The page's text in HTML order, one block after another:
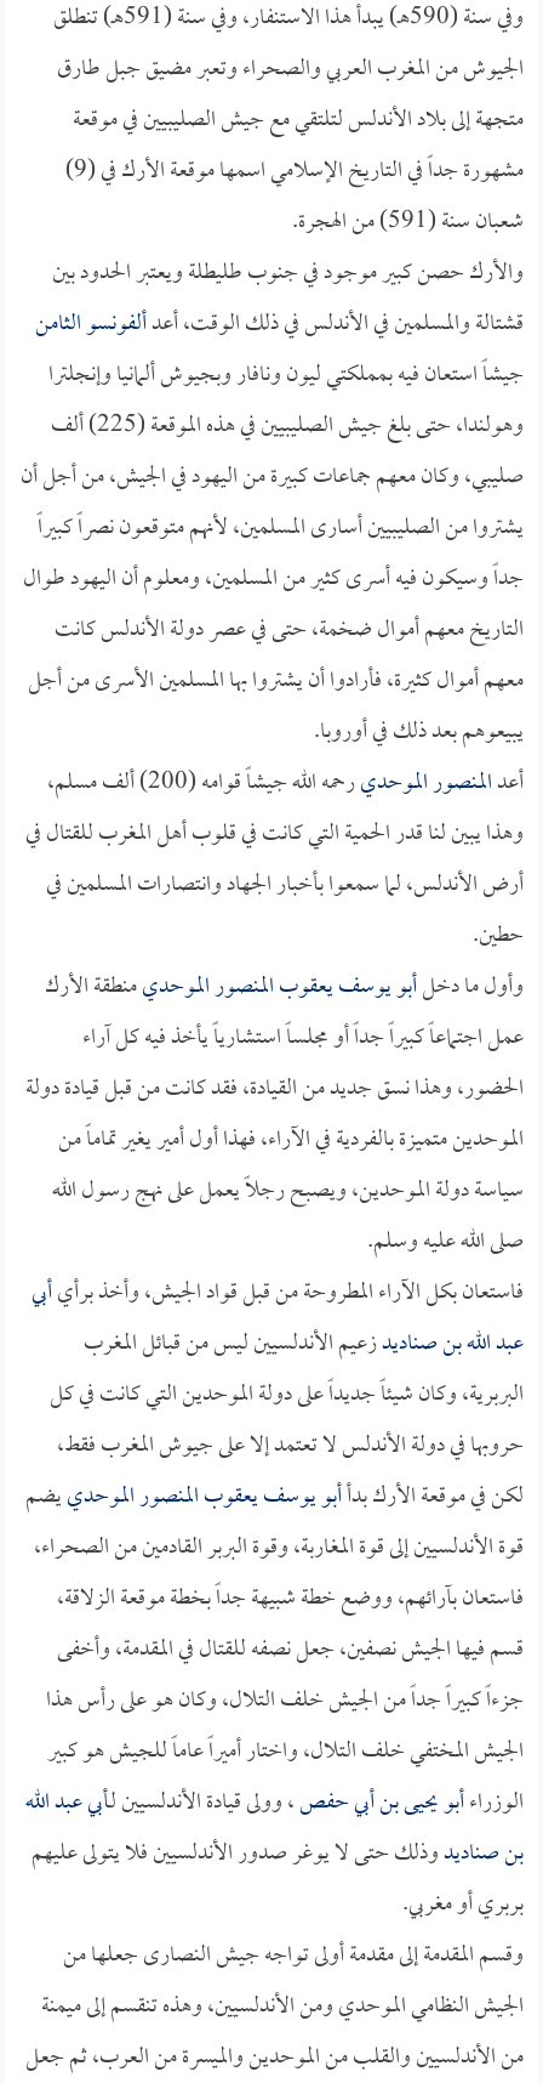
وفي سنة (590هـ) يبدأ هذا الاستنفار، وفي سنة (591هـ) تنطلق
الجيوش من المغرب العربي والصحراء وتعبر مضيق جبل طارق
متجهة إلى بلاد الأندلس لتلتقي مع جيش الصليبيين في موقعة
مشهورة جداً في التاريخ الإسلامي اسمها موقعة الأرك في (9)
شعبان سنة (591) من الهجرة.
والأرك حصن كبير موجود في جنوب طليطلة ويعتبر الحدود بين
قشتالة والمسلمين في الأندلس في ذلك الوقت، أعدألفونسو الثامن
جيشاً استعان فيه بمملكتي ليون ونافار وبجيوش ألمانيا وإنجلترا
وهولندا، حتى بلغ جيش الصليبيين في هذه الموقعة (225) ألف
صليبي، وكان معهم جماعات كبيرة من اليهود في الجيش، من أجل أن
يشتروا من الصليبيين أسارى المسلمين، لأنهم متوقعون نصراً كبيراً
جداً وسيكون فيه أسرى كثير من المسلمين، ومعلوم أن اليهود طوال
التاريخ معهم أموال ضخمة، حتى في عصر دولة الأندلس كانت
معهم أموال كثيرة، فأرادوا أن يشتروا بها المسلمين الأسرى من أجل
يبيعوهم بعد ذلك في أوروبا.
أعدالمنصور الموحدي
رحمه الله جيشاً قوامه (200) ألف مسلم،
وهذا يبين لنا قدر الحمية التي كانت في قلوب أهل المغرب للقتال في
أرض الأندلس، لما سمعوا بأخبار الجهاد وانتصارات المسلمين في
حطين.
وأول ما دخلأبو يوسف يعقوب المنصور الموحديمنطقة الأرك
عمل اجتماعاً كبيراً جداً أو مجلساً استشارياً يأخذ فيه كل آراء
الحضور، وهذا نسق جديد من القيادة، فقد كانت من قبل قيادة دولة
الموحدين متميزة بالفردية في الآراء، فهذا أول أمير يغير تماماً من
سياسة دولة الموحدين، ويصبح رجلاً يعمل على نهج رسول الله
صلى الله عليه وسلم.
فاستعان بكل الآراء المطروحة من قبل قواد الجيش، وأخذ برأيأبي
عبد الله بن صناديدزعيم الأندلسيين ليس من قبائل المغرب
البربرية، وكان شيئاً جديداً على دولة الموحدين التي كانت في كل
حروبها في دولة الأندلس لا تعتمد إلا على جيوش المغرب فقط،
لكن في موقعة الأرك بدأأبو يوسف يعقوب المنصور الموحدييضم
قوة الأندلسيين إلى قوة المغاربة، وقوة البربر القادمين من الصحراء،
فاستعان بآرائهم، ووضع خطة شبيهة جداً بخطة موقعة الزلاقة،
قسم فيها الجيش نصفين، جعل نصفه للقتال في المقدمة، وأخفى
جزءاً كبيراً جداً من الجيش خلف التلال، وكان هو على رأس هذا
الجيش المختفي خلف التلال، واختار أميراً عاماً للجيش هو كبير
الوزراءأبو يحيى بن أبي حفص، وولى قيادة الأندلسيين لـأبي عبد الله
بن صناديدوذلك حتى لا يوغر صدور الأندلسيين فلا يتولى عليهم
بربري أو مغربي.
وقسم المقدمة إلى مقدمة أولى تواجه جيش النصارى جعلها من
الجيش النظامي الموحدي ومن الأندلسيين، وهذه تنقسم إلى ميمنة
من الأندلسيين والقلب من الموحدين والميسرة من العرب، ثم جعل